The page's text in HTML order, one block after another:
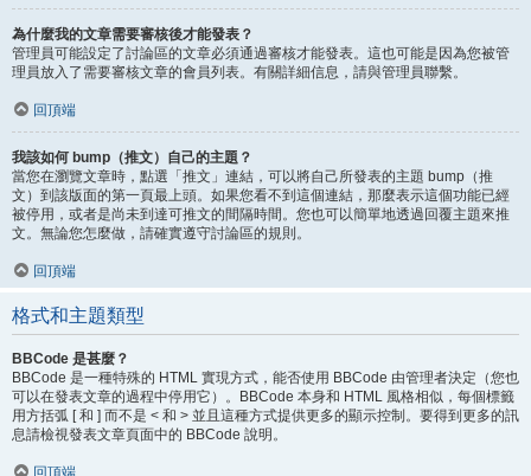
為什麼我的文章需要審核後才能發表？
管理員可能設定了討論區的文章必須通過審核才能發表。這也可能是因為您被管
理員放入了需要審核文章的會員列表。有關詳細信息，請與管理員聯繫。
回頂端
我該如何 bump（推文）自己的主題？
當您在瀏覽文章時，點選「推文」連結，可以將自己所發表的主題 bump（推
文）到該版面的第一頁最上頭。如果您看不到這個連結，那麼表示這個功能已經
被停用，或者是尚未到達可推文的間隔時間。您也可以簡單地透過回覆主題來推
文。無論您怎麼做，請確實遵守討論區的規則。
回頂端
格式和主題類型
BBCode 是甚麼？
BBCode 是一種特殊的 HTML 實現方式，能否使用 BBCode 由管理者決定（您也
可以在發表文章的過程中停用它）。BBCode 本身和 HTML 風格相似，每個標籤
用方括弧 [ 和 ] 而不是 < 和 > 並且這種方式提供更多的顯示控制。要得到更多的訊
息請檢視發表文章頁面中的 BBCode 說明。
回頂端